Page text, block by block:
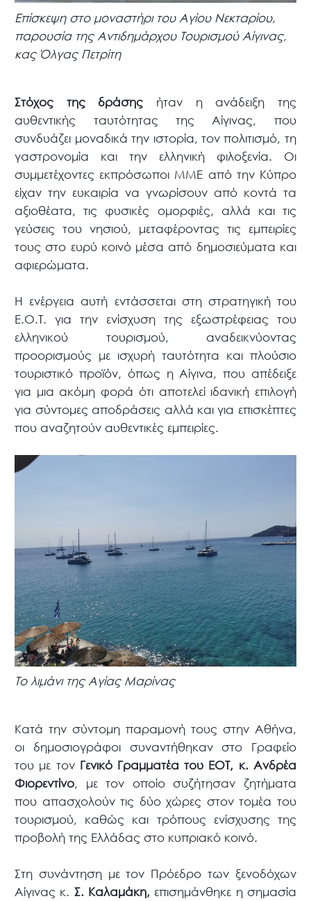
Επίσκεψη στο μοναστήρι του Αγίου Νεκταρίου,
παρουσία της Αντιδημάρχου Τουρισμού Αίγινας,
κας Όλγας Πετρίτη
Στόχος της δράσης ήταν η ανάδειξη της
αυθεντικής ταυτότητας της Αίγινας, που
συνδυάζει μοναδικά την ιστορία, τον πολιτισμό, τη
γαστρονομία και την ελληνική φιλοξενία. Οι
συμμετέχοντες εκπρόσωποι ΜΜΕ από την Κύπρο
είχαν την ευκαιρία να γνωρίσουν από κοντά τα
αξιοθέατα, τις φυσικές ομορφιές, αλλά και τις
γεύσεις του νησιού, μεταφέροντας τις εμπειρίες
τους στο ευρύ κοινό μέσα από δημοσιεύματα και
αφιερώματα.
Η ενέργεια αυτή εντάσσεται στη στρατηγική του
Ε.Ο.Τ. για την ενίσχυση της εξωστρέφειας του
ελληνικού τουρισμού, αναδεικνύοντας
προορισμούς με ισχυρή ταυτότητα και πλούσιο
τουριστικό προϊόν, όπως η Αίγινα, που απέδειξε
για μια ακόμη φορά ότι αποτελεί ιδανική επιλογή
για σύντομες αποδράσεις αλλά και για επισκέπτες
που αναζητούν αυθεντικές εμπειρίες.
Το λιμάνι της Αγίας Μαρίνας
Κατά την σύντομη παραμονή τους στην Αθήνα,
οι δημοσιογράφοι συναντήθηκαν στο Γραφείο
του με τον Γενικό Γραμματέα του ΕΟΤ, κ. Ανδρέα
Φιορεντίνο, με τον οποίο συζήτησαν ζητήματα
που απασχολούν τις δύο χώρες στον τομέα του
τουρισμού, καθώς και τρόπους ενίσχυσης της
προβολή της Ελλάδας στο κυπριακό κοινό.
Στη συνάντηση με τον Πρόεδρο των ξενοδόχων
Αίγινας κ. Σ. Καλαμάκη, επισημάνθηκε η σημασία